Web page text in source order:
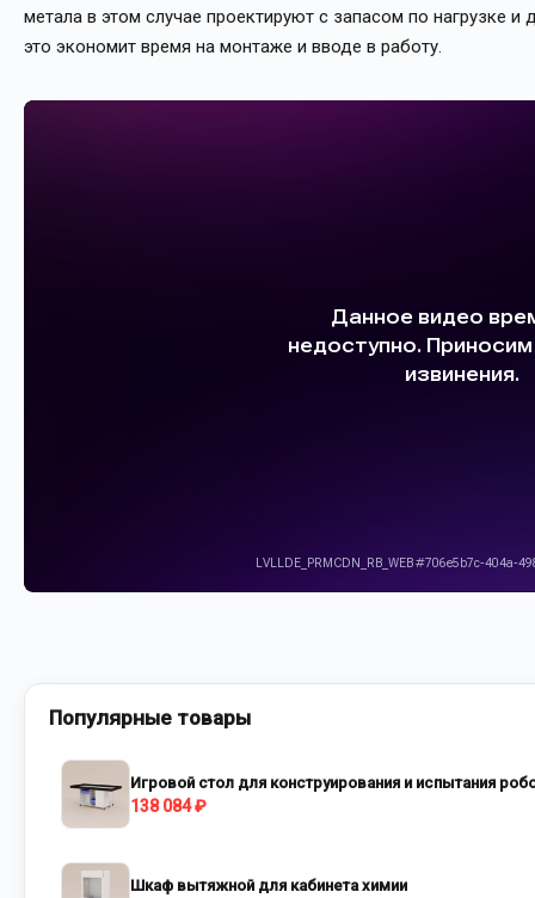
метала в этом случае проектируют с запасом по нагрузке
это экономит время на монтаже и вводе в работу.
Популярные товары
Игровой стол для конструирования и испытания
138 084 ₽
Шкаф вытяжной для кабинета химии